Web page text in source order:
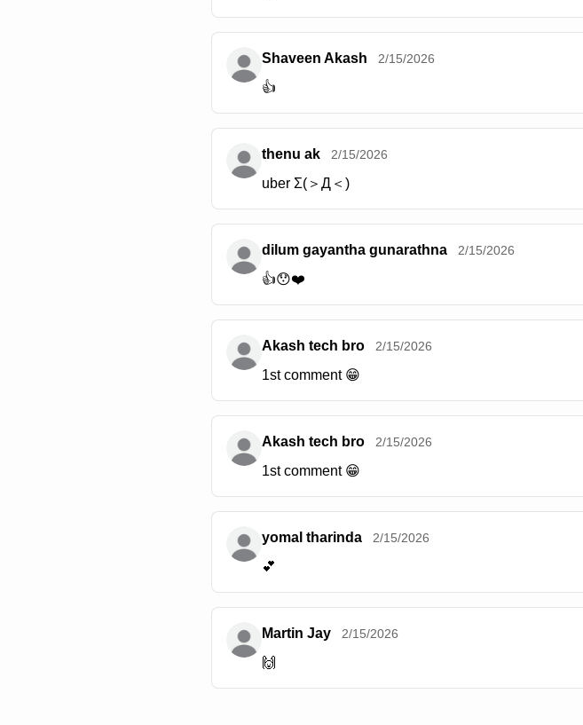
Shaveen Akash 2/15/2026
👍
thenu ak 2/15/2026
uber Σ(＞Д＜)
dilum gayantha gunarathna 2/15/2026
👍😯❤️
Akash tech bro 2/15/2026
1st comment 😁
Akash tech bro 2/15/2026
1st comment 😁
yomal tharinda 2/15/2026
💕
Martin Jay 2/15/2026
🙌